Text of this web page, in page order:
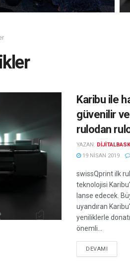
Karibu ile
güvenilir
rulodan
YAZAN:
19 NISAN 2019
swissQprint ilk
teknolojisi
lanse edecek.
uyandıran
yeniliklerle
önemli...
DEVAMI